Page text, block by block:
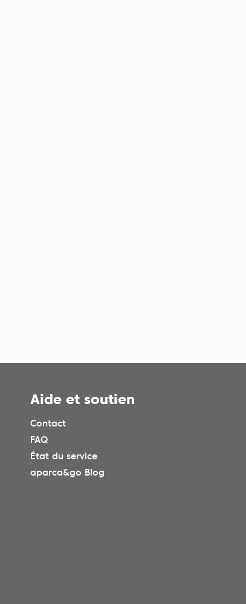
Aide et soutien
Contact
FAQ
État du service
aparca&go Blog